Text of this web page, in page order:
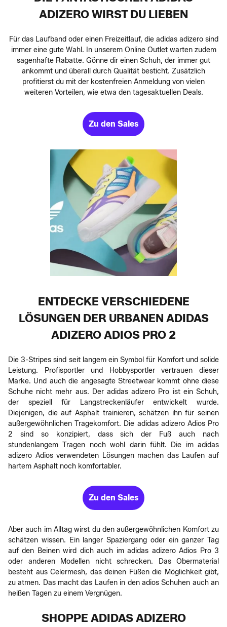
ADIZERO WIRST DU LIEBEN
Für das Laufband oder einen Freizeitlauf, die adidas adizero sind
immer eine gute Wahl. In unserem Online Outlet warten zudem
sagenhafte Rabatte. Gönne dir einen Schuh, der immer gut
ankommt und überall durch Qualität besticht. Zusätzlich
profitierst du mit der kostenfreien Anmeldung von vielen
weiteren Vorteilen, wie etwa den tagesaktuellen Deals.
Zu den Sales
ENTDECKE VERSCHIEDENE
LÖSUNGEN DER URBANEN ADIDAS
ADIZERO ADIOS PRO 2
Die 3-Stripes sind seit langem ein Symbol für Komfort und solide
Leistung. Profisportler und Hobbysportler vertrauen dieser
Marke. Und auch die angesagte Streetwear kommt ohne diese
Schuhe nicht mehr aus. Der adidas adizero Pro ist ein Schuh,
der speziell für Langstreckenläufer entwickelt wurde.
Diejenigen, die auf Asphalt trainieren, schätzen ihn für seinen
außergewöhnlichen Tragekomfort. Die adidas adizero Adios Pro
2 sind so konzipiert, dass sich der Fuß auch nach
stundenlangem Tragen noch wohl darin fühlt. Die im adidas
adizero Adios verwendeten Lösungen machen das Laufen auf
hartem Asphalt noch komfortabler.
Zu den Sales
Aber auch im Alltag wirst du den außergewöhnlichen Komfort zu
schätzen wissen. Ein langer Spaziergang oder ein ganzer Tag
auf den Beinen wird dich auch im adidas adizero Adios Pro 3
oder anderen Modellen nicht schrecken. Das Obermaterial
besteht aus Celermesh, das deinen Füßen die Möglichkeit gibt,
zu atmen. Das macht das Laufen in den adios Schuhen auch an
heißen Tagen zu einem Vergnügen.
SHOPPE ADIDAS ADIZERO